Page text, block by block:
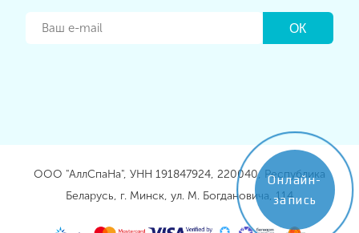
ООО "АллСпаНа", УНН 191847924, 220040, Республика
Беларусь, г. Минск, ул. М. Богдановича, 114
Онлайн-
запись